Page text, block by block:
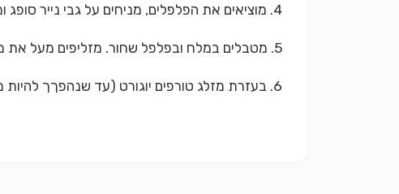
4. מוציאים את הפלפלים, מניחים על גבי נייר סופג ומעבירים לצלחת ההגשה.
5. מטבלים במלח ובפלפל שחור. מזליפים מעל את מיץ הלימון ואת יתרת שמן הזית.
6. בעזרת מזלג טורפים יוגורט (עד שנהפךך להיות מיימי. יוצקים נקודות יוגורט על גבי הפלפלים הקלויים ולסיום מקשטים מעט בקורט פפריקה חריפה / צ'ילי .